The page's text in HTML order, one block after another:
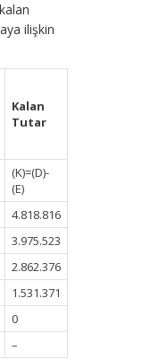
ilişkin
Kalan
Tutar
(K)=(D)-
(E)
4.818.816
3.975.523
2.862.376
1.531.371
0
–